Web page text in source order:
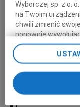
Wyborczej sp. z o.
na Twoim
chwili zmienić
ponownie
preferencjami dot.
odnośnik
przechodząc do
Zmiana ustawień
pomocą ustawień
My, nasi Zaufani